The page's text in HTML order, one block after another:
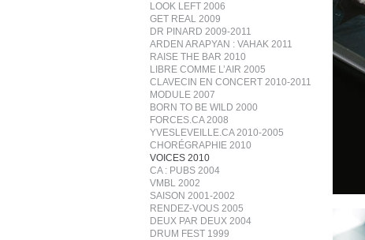
LOOK LEFT 2006
GET REAL 2009
DR PINARD 2009-2011
ARDEN ARAPYAN : VAHAK 2011
RAISE THE BAR 2010
LIBRE COMME L’AIR 2005
CLAVECIN EN CONCERT 2010-2011
MODULE 2007
BORN TO BE WILD 2000
FORCES.CA 2008
YVESLEVEILLE.CA 2010-2005
CHORÉGRAPHIE 2010
VOICES 2010
CA : PUBS 2004
VMBL 2002
SAISON 2001-2002
RENDEZ-VOUS 2005
DEUX PAR DEUX 2004
DRUM FEST 1999